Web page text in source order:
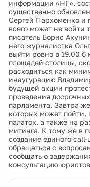
информации «НГ»,
существенно
Сергей Пархоменко и
всего может не войти
писатель Борис
него журналистка
выйти ровно в 19.00 6
площадей столицы,
расходиться как
инаугурацию
будущей акции
проведения
парламента. Завтра
которых может пойти,
палаток, а также на
митинга. К тому же в
создание единого
обращаться с
сообщать о
консультацию